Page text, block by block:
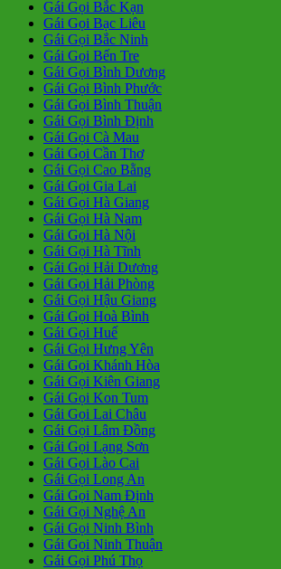
Gái Gọi Bắc Kạn
Gái Gọi Bạc Liêu
Gái Gọi Bắc Ninh
Gái Gọi Bến Tre
Gái Gọi Bình Dương
Gái Gọi Bình Phước
Gái Gọi Bình Thuận
Gái Gọi Bình Định
Gái Gọi Cà Mau
Gái Gọi Cần Thơ
Gái Gọi Cao Bằng
Gái Gọi Gia Lai
Gái Gọi Hà Giang
Gái Gọi Hà Nam
Gái Gọi Hà Nội
Gái Gọi Hà Tĩnh
Gái Gọi Hải Dương
Gái Gọi Hải Phòng
Gái Gọi Hậu Giang
Gái Gọi Hoà Bình
Gái Gọi Huế
Gái Gọi Hưng Yên
Gái Gọi Khánh Hòa
Gái Gọi Kiên Giang
Gái Gọi Kon Tum
Gái Gọi Lai Châu
Gái Gọi Lâm Đồng
Gái Gọi Lạng Sơn
Gái Gọi Lào Cai
Gái Gọi Long An
Gái Gọi Nam Định
Gái Gọi Nghệ An
Gái Gọi Ninh Bình
Gái Gọi Ninh Thuận
Gái Gọi Phú Thọ